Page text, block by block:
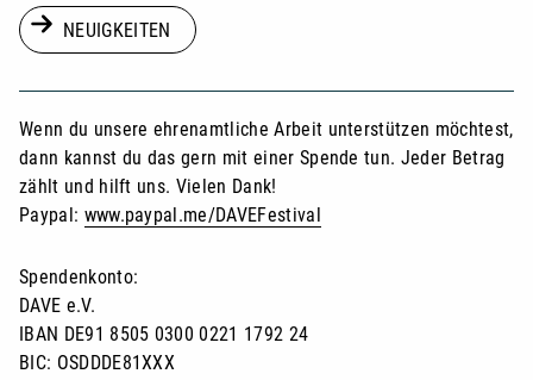
NEUIGKEITEN
Wenn du unsere ehrenamtliche Arbeit unterstützen möchtest,
dann kannst du das gern mit einer Spende tun. Jeder Betrag
zählt und hilft uns. Vielen Dank!
Paypal: www.paypal.me/DAVEFestival
Spendenkonto:
DAVE e.V.
IBAN DE91 8505 0300 0221 1792 24
BIC: OSDDDE81XXX